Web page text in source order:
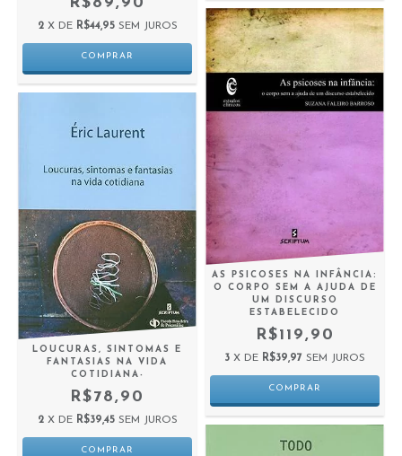
2 X DE R$44,95 SEM JUROS
LOUCURAS, SINTOMAS E
FANTASIAS NA VIDA
COTIDIANA-
R$78,90
2 X DE R$39,45 SEM JUROS
AS PSICOSES NA INFÂNCIA:
O CORPO SEM A AJUDA DE
UM DISCURSO
ESTABELECIDO
R$119,90
3 X DE R$39,97 SEM JUROS